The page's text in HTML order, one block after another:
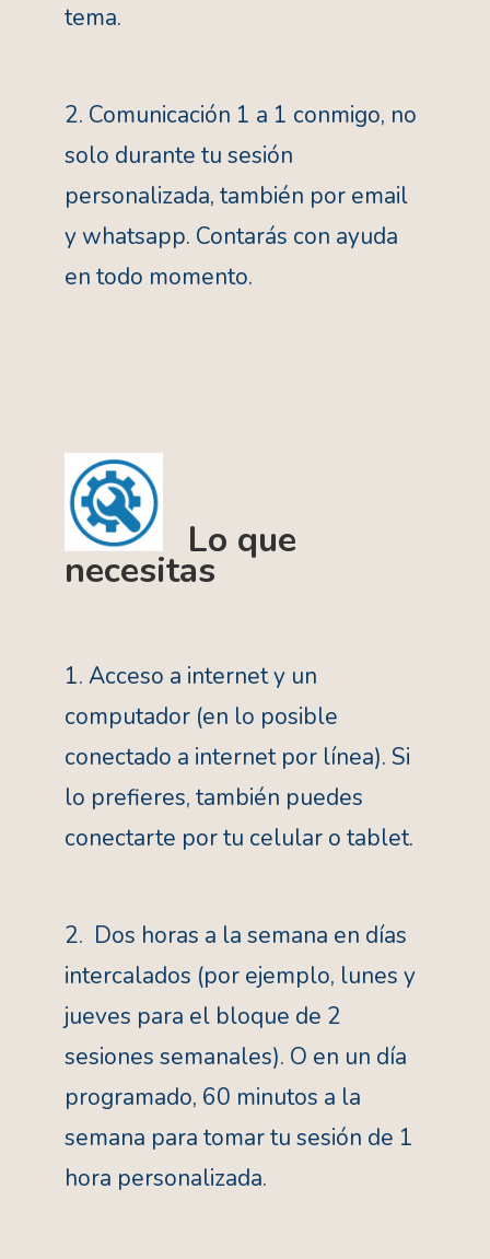
tema.
2. Comunicación 1 a 1 conmigo, no
solo durante tu sesión
personalizada, también por email
y whatsapp. Contarás con ayuda
en todo momento.
Lo que
necesitas
1. Acceso a internet y un
computador (en lo posible
conectado a internet por línea). Si
lo prefieres, también puedes
conectarte por tu celular o tablet.
2. Dos horas a la semana en días
intercalados (por ejemplo, lunes y
jueves para el bloque de 2
sesiones semanales). O en un día
programado, 60 minutos a la
semana para tomar tu sesión de 1
hora personalizada.